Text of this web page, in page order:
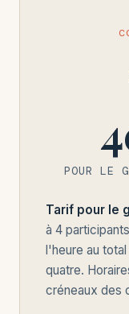
POUR LE
Tarif pour le
à 4
l'heure au
quatre.
créneaux des